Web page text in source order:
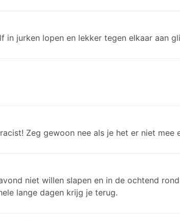
in jurken lopen en lekker tegen elkaar aan
Zeg gewoon nee als je het er niet mee
niet willen slapen en in de ochtend
lange dagen krijg je terug.